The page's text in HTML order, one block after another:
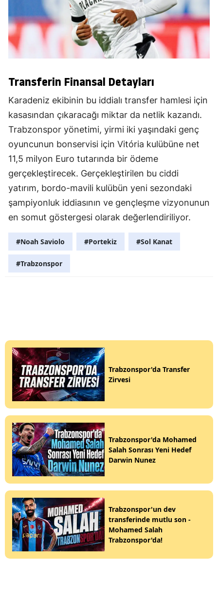
Transferin Finansal Detayları
Karadeniz ekibinin bu iddialı transfer hamlesi için
kasasından çıkaracağı miktar da netlik kazandı.
Trabzonspor yönetimi, yirmi iki yaşındaki genç
oyuncunun bonservisi için Vitória kulübüne net
11,5 milyon Euro tutarında bir ödeme
gerçekleştirecek. Gerçekleştirilen bu ciddi
yatırım, bordo-mavili kulübün yeni sezondaki
şampiyonluk iddiasının ve gençleşme vizyonunun
en somut göstergesi olarak değerlendiriliyor.
#Noah Saviolo #Portekiz #Sol Kanat
#Trabzonspor
Trabzonspor'da Transfer
Zirvesi
Trabzonspor'da Mohamed
Salah Sonrası Yeni Hedef
Darwin Nunez
Trabzonspor'un dev
transferinde mutlu son -
Mohamed Salah
Trabzonspor'da!